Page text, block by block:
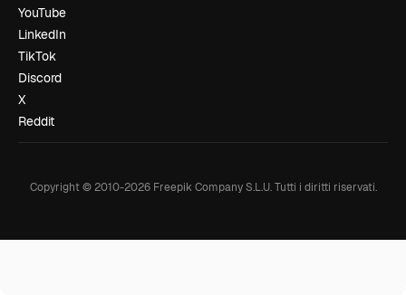
YouTube
LinkedIn
TikTok
Discord
X
Reddit
Copyright © 2010-2026Freepik Company S.L.U. Tutti i diritti riservati.